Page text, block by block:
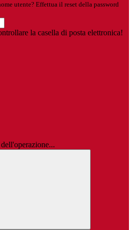
utente? Effettua il reset della password
la casella di posta elettronica!